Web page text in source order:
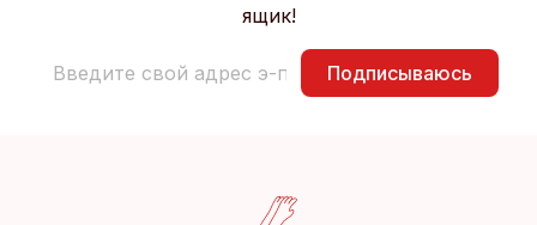
ящик!
Подписываюсь